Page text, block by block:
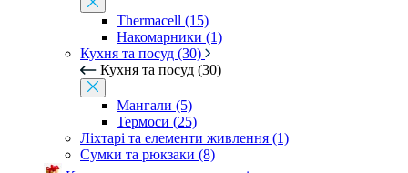
Thermacell (15)
Накомарники (1)
Кухня та посуд (30)
Кухня та посуд (30)
Мангали (5)
Термоси (25)
Ліхтарі та елементи живлення (1)
Сумки та рюкзаки (8)